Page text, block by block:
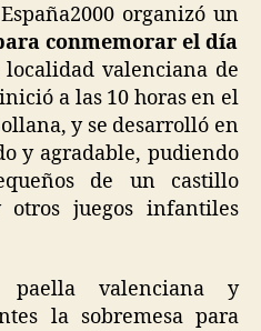
organizó un
conmemorar el día
valenciana de
a las 10 horas en el
y se desarrolló en
y agradable, pudiendo
de un castillo
juegos infantiles
paella valenciana y
la sobremesa para